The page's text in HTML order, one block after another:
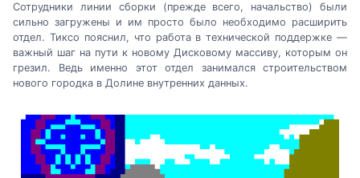
Сотрудники линии сборки (прежде всего, начальство) были
сильно загружены и им просто было необходимо расширить
отдел. Тиксо пояснил, что работа в технической поддержке —
важный шаг на пути к новому Дисковому массиву, которым он
грезил. Ведь именно этот отдел занимался строительством
нового городка в Долине внутренних данных.